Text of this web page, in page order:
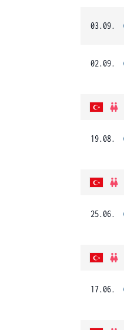
03.09.
02.09.
19.08.
25.06.
17.06.